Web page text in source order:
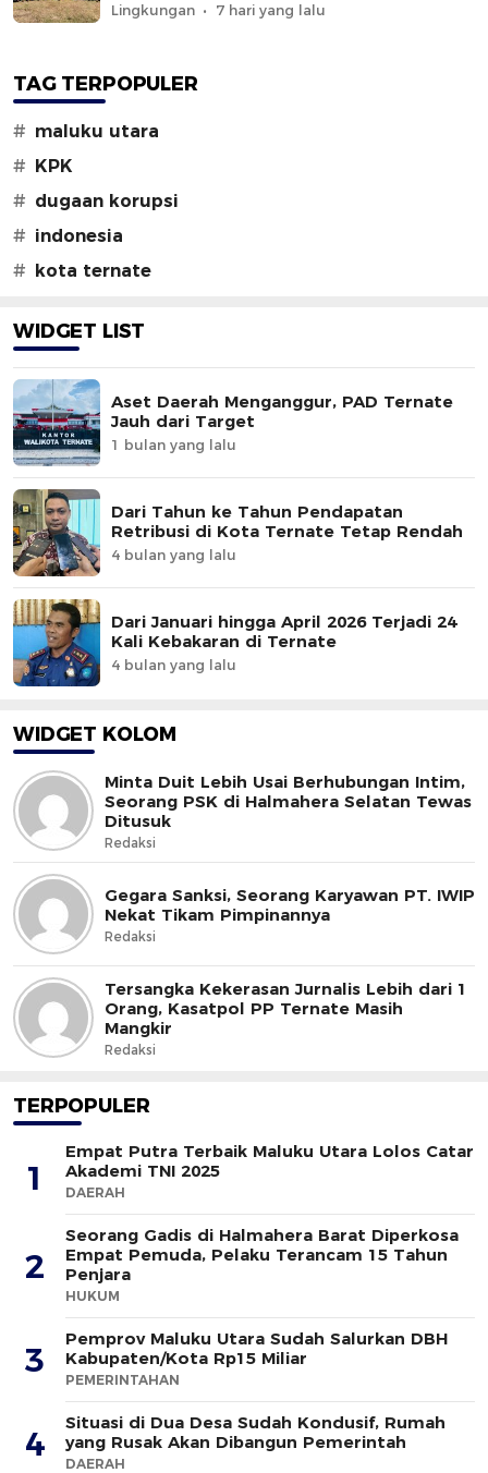
Lingkungan 7 hari yang lalu
TAG TERPOPULER
# maluku utara
# KPK
# dugaan korupsi
# indonesia
# kota ternate
WIDGET LIST
Aset Daerah Menganggur, PAD Ternate
Jauh dari Target
1 bulan yang lalu
Dari Tahun ke Tahun Pendapatan
Retribusi di Kota Ternate Tetap Rendah
4 bulan yang lalu
Dari Januari hingga April 2026 Terjadi 24
Kali Kebakaran di Ternate
4 bulan yang lalu
WIDGET KOLOM
Minta Duit Lebih Usai Berhubungan Intim,
Seorang PSK di Halmahera Selatan Tewas
Ditusuk
Redaksi
Gegara Sanksi, Seorang Karyawan PT. IWIP
Nekat Tikam Pimpinannya
Redaksi
Tersangka Kekerasan Jurnalis Lebih dari 1
Orang, Kasatpol PP Ternate Masih
Mangkir
Redaksi
TERPOPULER
1
Empat Putra Terbaik Maluku Utara Lolos Catar
Akademi TNI 2025
DAERAH
2
Seorang Gadis di Halmahera Barat Diperkosa
Empat Pemuda, Pelaku Terancam 15 Tahun
Penjara
HUKUM
3
Pemprov Maluku Utara Sudah Salurkan DBH
Kabupaten/Kota Rp15 Miliar
PEMERINTAHAN
4
Situasi di Dua Desa Sudah Kondusif, Rumah
yang Rusak Akan Dibangun Pemerintah
DAERAH